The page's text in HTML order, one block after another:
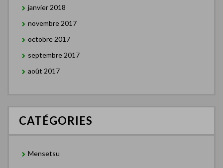
janvier 2018
novembre 2017
octobre 2017
septembre 2017
août 2017
CATÉGORIES
Mensetsu